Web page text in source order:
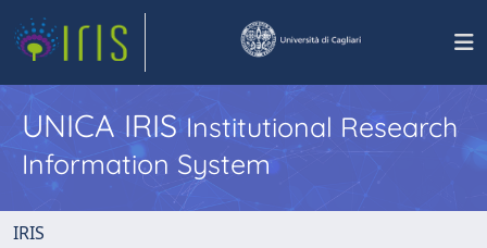
UNICA IRISInstitutional Research
Information System
IRIS